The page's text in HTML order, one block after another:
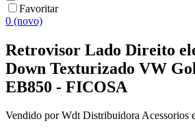
Favoritar
0 (novo)
Retrovisor Lado Direito
Down Texturizado VW
EB850 - FICOSA
Vendido porWdt Distribuidora Acessorios